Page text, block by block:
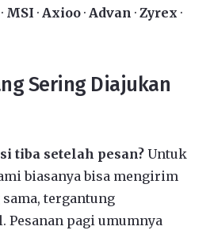
· MSI · Axioo · Advan · Zyrex ·
Sering Diajukan
tiba setelah pesan? Untuk
biasanya bisa mengirim
tergantung
Pesanan pagi umumnya